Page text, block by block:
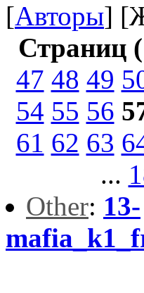
[Авторы]
Страниц
47 48 49
54 55 56
61 62 63
...
Other: 13-